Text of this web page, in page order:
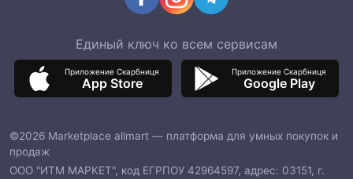
Единый ключ ко всем сервисам
Приложение Скарбниця
App Store
Приложение Скарбниця
Google Play
©2026 Marketplace allmart — платформа для умных покупок и
продаж
ООО "ИТМ МАРКЕТ", код ЕГРПОУ 42964597, адрес: 03151, г.